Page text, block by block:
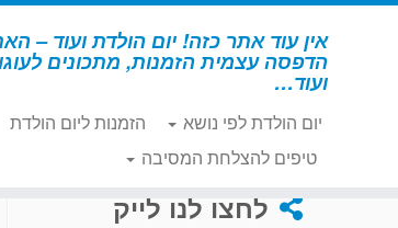
דלג
אין עוד אתר כזה! יום הולדת ועוד –
הדפסה עצמית הזמנות, מתכונים
ועוד…
יום הולדת לפי נושא הזמנות ליום הולדת
טיפים להצלחת המסיבה
דף הבית » יום הולדת כללי
לחצו לנו לייק